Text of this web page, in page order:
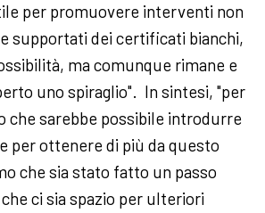
per promuovere interventi non
supportati dei certificati bianchi,
ma comunque rimane e
uno spiraglio". In sintesi, "per
che sarebbe possibile introdurre
per ottenere di più da questo
che sia stato fatto un passo
ci sia spazio per ulteriori